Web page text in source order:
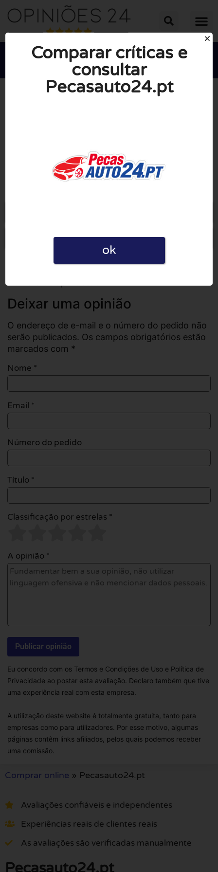

NOTA MÉDIA: 10/10
Escrever uma opinião
Todas as opiniões
Deixar uma opinião
O endereço de e-mail e o número do pedido não
serão publicados. Os campos obrigatórios estão
marcados com *
Nome *
Email *
Número do pedido
Título *
Classificação por estrelas *
A opinião *
Eu concordo com os Termos e Condições de Uso e Política de
Privacidade ao postar esta avaliação. Declaro também que tive
uma experiência real com esta empresa.
A utilização deste website é totalmente gratuita, tanto para
empresas como para utilizadores. Por esse motivo, algumas
páginas contêm links afiliados, pelos quais podemos receber
uma comissão.
Comprar online » Pecasauto24.pt
Avaliações confiáveis e independentes
Experiências reais de clientes reais
As avaliações são verificadas manualmente
Pecasauto24.pt
Comparar críticas e
consultar
Pecasauto24.pt
ok